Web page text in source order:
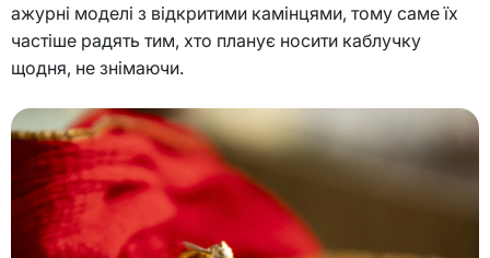
ажурні моделі з відкритими камінцями, тому саме їх
частіше радять тим, хто планує носити каблучку
щодня, не знімаючи.